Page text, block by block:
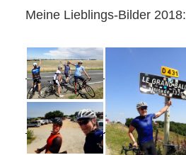
Meine Lieblings-Bilder 2018: